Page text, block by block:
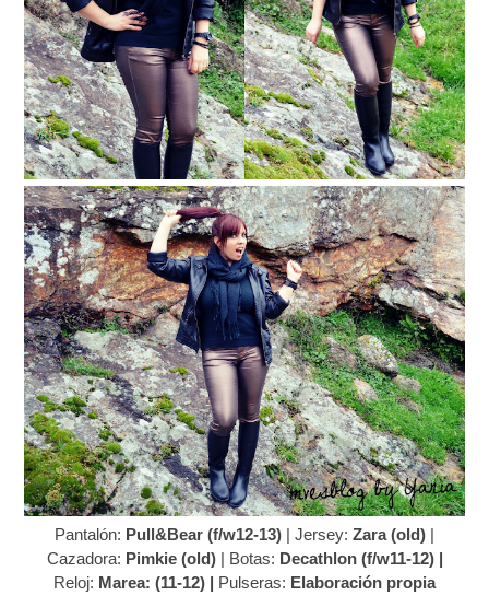
Pantalón: Pull&Bear (f/w12-13) | Jersey: Zara (old) |
Cazadora: Pimkie (old)| Botas: Decathlon (f/w11-12) |
Reloj: Marea: (11-12) | Pulseras: Elaboración propia